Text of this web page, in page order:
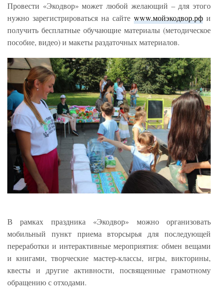
Провести «Экодвор» может любой желающий – для этого
нужно зарегистрироваться на сайте www.мойэкодвор.рф и
получить бесплатные обучающие материалы (методическое
пособие, видео) и макеты раздаточных материалов.
В рамках праздника «Экодвор» можно организовать
мобильный пункт приема вторсырья для последующей
переработки и интерактивные мероприятия: обмен вещами
и книгами, творческие мастер-классы, игры, викторины,
квесты и другие активности, посвященные грамотному
обращению с отходами.